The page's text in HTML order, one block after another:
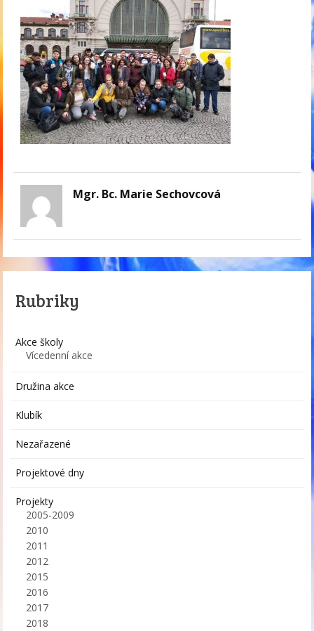
Mgr. Bc. Marie Sechovcová
Rubriky
Akce školy
Vícedenní akce
Družina akce
Klubík
Nezařazené
Projektové dny
Projekty
2005-2009
2010
2011
2012
2015
2016
2017
2018